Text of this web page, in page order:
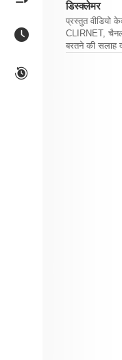
डिस्क्लेमर
प्रस्तुत वीडियो
CLIRNET, चैनल
बरतने की सलाह